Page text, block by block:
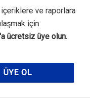
içeriklere ve raporlara
için
ücretsiz üye olun.
ÜYE OL